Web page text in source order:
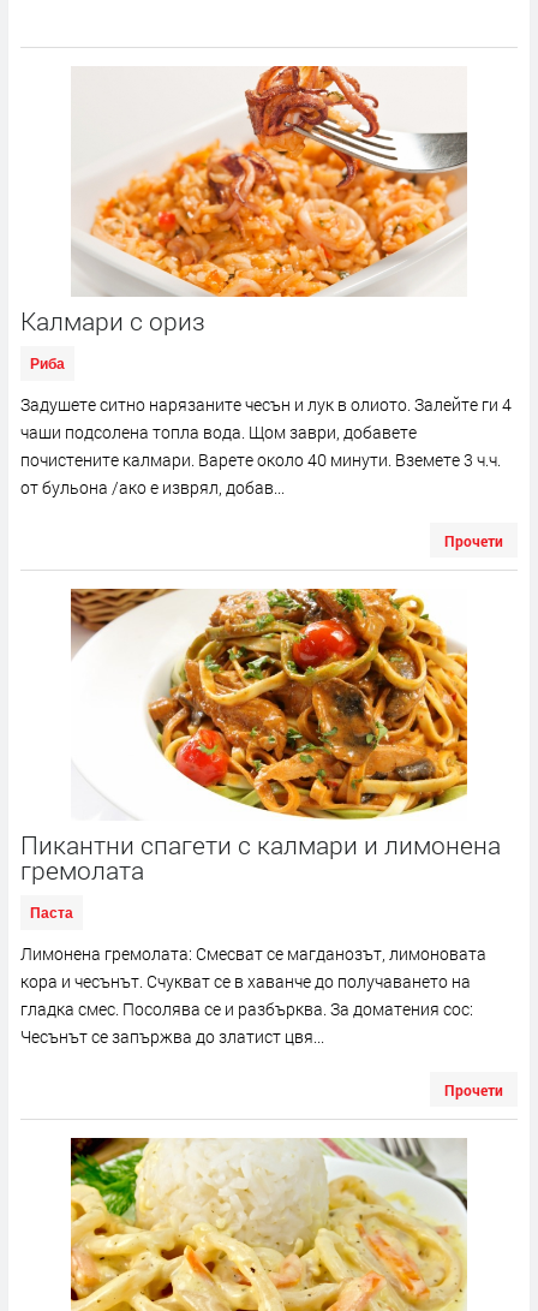
Калмари с ориз
Риба
Задушете ситно нарязаните чесън и лук в олиото. Залейте ги 4
чаши подсолена топла вода. Щом заври, добавете
почистените калмари. Варете около 40 минути. Вземете 3 ч.ч.
от бульона /ако е изврял, добав...
Прочети
Пикантни спагети с калмари и лимонена
гремолата
Паста
Лимонена гремолата: Смесват се магданозът, лимоновата
кора и чесънът. Счукват се в хаванче до получаването на
гладка смес. Посолява се и разбърква. За доматения сос:
Чесънът се запържва до златист цвя...
Прочети